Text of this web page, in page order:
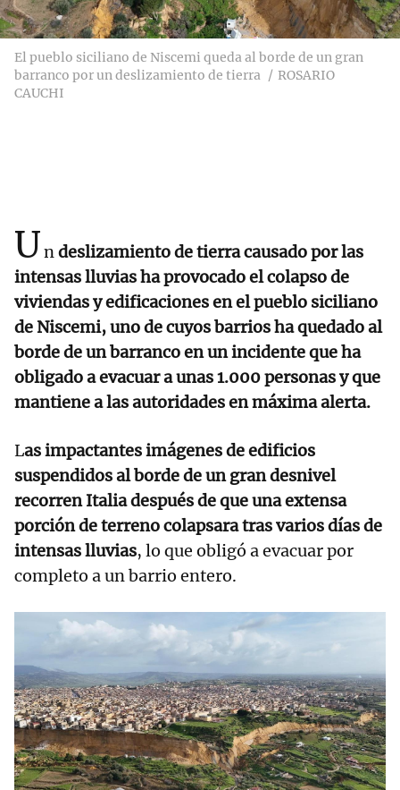
El pueblo siciliano de Niscemi queda al borde de un gran
barranco por un deslizamiento de tierra
ROSARIO
CAUCHI
Undeslizamiento de tierra causado por las
intensas lluvias ha provocado el colapso de
viviendas y edificaciones en el pueblo siciliano
de Niscemi, uno de cuyos barrios ha quedado al
borde de un barranco en un incidente que ha
obligado a evacuar a unas 1.000 personas y que
mantiene a las autoridades en máxima alerta.
Las impactantes imágenes de edificios
suspendidos al borde de un gran desnivel
recorren Italia después de que una extensa
porción de terreno colapsara tras varios días de
intensas lluvias, lo que obligó a evacuar por
completo a un barrio entero.